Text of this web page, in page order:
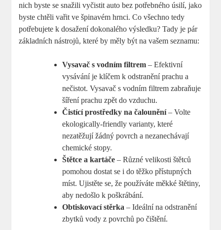
nich byste se snažili vyčistit auto bez potřebného úsilí, jako
byste chtěli vařit ve špinavém hrnci. Co všechno tedy
potřebujete k dosažení dokonalého výsledku? Tady je pár
základních nástrojů, které by měly být na vašem seznamu:
Vysavač s vodním filtrem – Efektivní
vysávání je klíčem k odstranění prachu a
nečistot. Vysavač s vodním filtrem zabraňuje
šíření prachu zpět do vzduchu.
Čistící prostředky na čalounění– Volte
ekologically-friendly varianty, které
nezatěžují žádný povrch a nezanechávají
chemické stopy.
Štětce a kartáče – Různé velikosti štětců
pomohou dostat se i do těžko přístupných
míst. Ujistěte se, že používáte měkké štětiny,
aby nedošlo k poškrábání.
Obtiskovací stěrka – Ideální na odstranění
zbytků vody z povrchů po čištění.